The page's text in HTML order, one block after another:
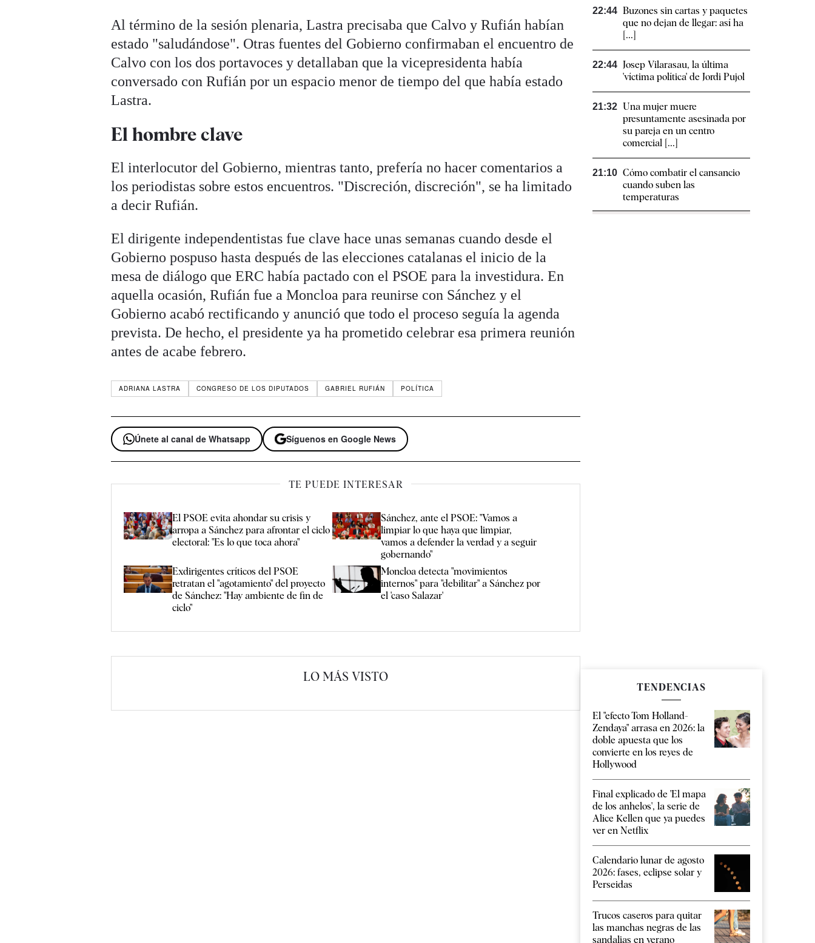
Al término de la sesión plenaria, Lastra precisaba que Calvo y Rufián habían
estado "saludándose". Otras fuentes del Gobierno confirmaban el encuentro de
Calvo con los dos portavoces y detallaban que la vicepresidenta había
conversado con Rufián por un espacio menor de tiempo del que había estado
Lastra.
El hombre clave
El interlocutor del Gobierno, mientras tanto, prefería no hacer comentarios a
los periodistas sobre estos encuentros. "Discreción, discreción", se ha limitado
a decir Rufián.
El dirigente independentistas fue clave hace unas semanas cuando desde el
Gobierno pospuso hasta después de las elecciones catalanas el inicio de la
mesa de diálogo que ERC había pactado con el PSOE para la investidura. En
aquella ocasión, Rufián fue a Moncloa para reunirse con Sánchez y el
Gobierno acabó rectificando y anunció que todo el proceso seguía la agenda
prevista. De hecho, el presidente ya ha prometido celebrar esa primera reunión
antes de acabe febrero.
ADRIANA LASTRA CONGRESO DE LOS DIPUTADOS GABRIEL RUFIÁN POLÍTICA
Únete al canal de Whatsapp Síguenos en Google News
TE PUEDE INTERESAR
El PSOE evita ahondar su crisis y
arropa a Sánchez para afrontar el ciclo
electoral: "Es lo que toca ahora"
Sánchez, ante el PSOE: "Vamos a
limpiar lo que haya que limpiar,
vamos a defender la verdad y a seguir
gobernando"
Exdirigentes críticos del PSOE
retratan el "agotamiento" del proyecto
de Sánchez: "Hay ambiente de fin de
ciclo"
Moncloa detecta "movimientos
internos" para "debilitar" a Sánchez por
el 'caso Salazar'
LO MÁS VISTO
22:44 Buzones sin cartas y paquetes
que no dejan de llegar: así ha
[...]
22:44 Josep Vilarasau, la última
'víctima política' de Jordi Pujol
21:32 Una mujer muere
presuntamente asesinada por
su pareja en un centro
comercial [...]
21:10 Cómo combatir el cansancio​
cuando suben las
temperaturas
TENDENCIAS
El "efecto Tom Holland-
Zendaya" arrasa en 2026: la
doble apuesta que los
convierte en los reyes de
Hollywood
Final explicado de 'El mapa
de los anhelos', la serie de
Alice Kellen que ya puedes
ver en Netflix
Calendario lunar de agosto
2026: fases, eclipse solar y
Perseidas
Trucos caseros para quitar
las manchas negras de las
sandalias en verano